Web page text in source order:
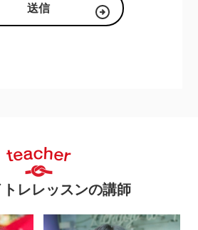
レレッスンの講師